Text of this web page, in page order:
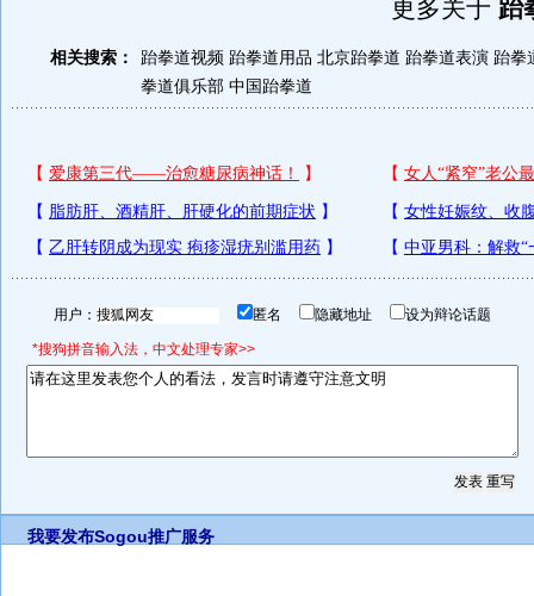
更多关于 跆
相关搜索： 跆拳道视频 跆拳道用品 北京跆拳道 跆拳道表演 跆拳
拳道俱乐部 中国跆拳道
用户： 匿名 隐藏地址 设为辩论话题
*搜狗拼音输入法，中文处理专家>>
我要发布Sogou推广服务